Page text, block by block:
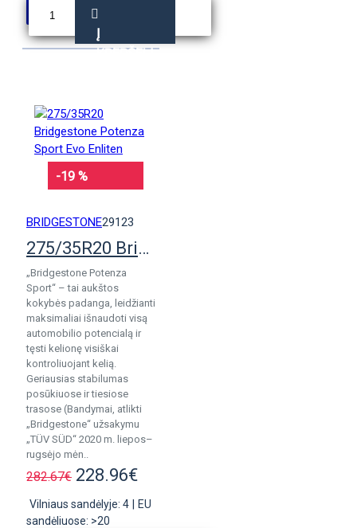
Į
KREPŠELĮ
-19 %
BRIDGESTONE29123
275/35R20 Bridgestone Potenza Sport Evo Enliten
„Bridgestone Potenza
Sport“ – tai aukštos
kokybės padanga, leidžianti
maksimaliai išnaudoti visą
automobilio potencialą ir
tęsti kelionę visiškai
kontroliuojant kelią.
Geriausias stabilumas
posūkiuose ir tiesiose
trasose (Bandymai, atlikti
„Bridgestone“ užsakymu
„TÜV SÜD“ 2020 m. liepos–
rugsėjo mėn..
282.67€ 228.96€
Vilniaus sandėlyje: 4
EU
sandėliuose: >20